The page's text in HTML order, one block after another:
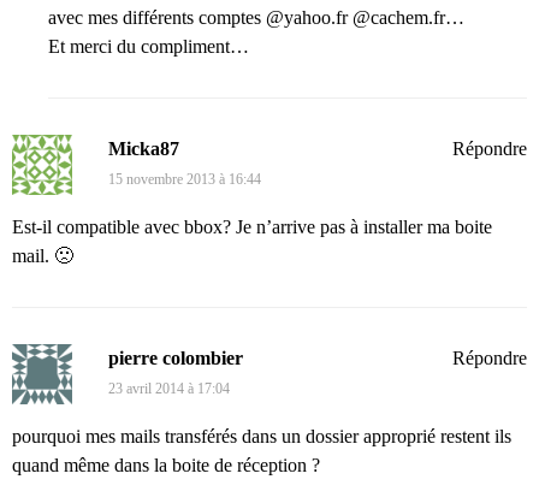
avec mes différents comptes @yahoo.fr @cachem.fr…
Et merci du compliment…
Micka87
15 novembre 2013 à 16:44
Est-il compatible avec bbox? Je n’arrive pas à installer ma boite
mail. 🙁
Répondre
pierre colombier
23 avril 2014 à 17:04
pourquoi mes mails transférés dans un dossier approprié restent ils
quand même dans la boite de réception ?
Répondre